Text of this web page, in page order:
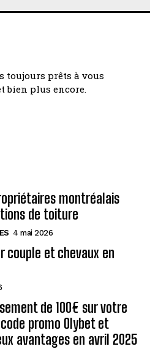
toujours prêts à vous
bien plus encore.
montréalais
de toiture
4 mai 2026
couple et chevaux en
de 100€ sur votre
promo Olybet et
avantages en avril 2025